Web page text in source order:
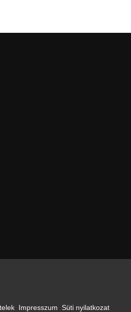
Impresszum Süti nyilatkozat